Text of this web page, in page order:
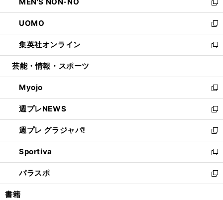
で
開
く
ド
ウ
で
開
く
ィ
ン
ド
ウ
で
開
い
ウ
ィ
ン
ド
ウ
開
く
新
し
い
ウ
ィ
ン
ウ
で
開
く
UOMO
新
し
い
ウ
ン
ド
ウ
で
開
く
集英社オンライン
新
し
ウ
ィ
ン
ド
ウ
で
開
く
芸能・情報・スポーツ
Myojo
新
し
い
ウ
ィ
ン
ド
ウ
で
開
週プレNEWS
新
し
い
ウ
ィ
ン
ド
ウ
週プレ グラジャパ!
新
し
い
ウ
ィ
ン
Sportiva
新
し
い
ウ
パラスポ
新
し
書籍